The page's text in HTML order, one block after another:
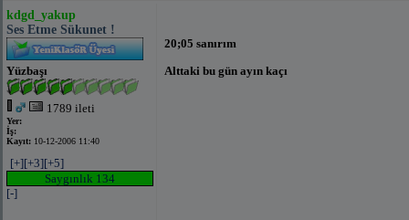
kdgd_yakup
Ses Etme Sükunet !
Yüzbaşı
1789 ileti
Yer:
İş:
Kayıt: 10-12-2006 11:40
[+][+3][+5]
Saygınlık 134
[-]
20;05 sanırım
Alttaki bu gün ayın kaçı